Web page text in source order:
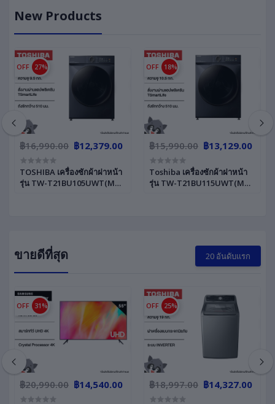
New Products
OFF 27%
฿16,990.00 ฿12,379.00
TOSHIBA เครื่องซักผ้าฝาหน้า
รุ่น TW-T21BU105UWT(MG)
OFF 18%
฿15,990.00 ฿13,129.00
Toshiba เครื่องซักผ้าฝาหน้า
รุ่น TW-T21BU115UWT(MG)
ขายดีที่สุด 20 อันดับแรก
OFF 31%
฿20,990.00 ฿14,540.00
OFF 25%
฿18,997.00 ฿14,327.00